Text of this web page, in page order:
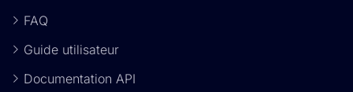
FAQ
Guide utilisateur
Documentation API